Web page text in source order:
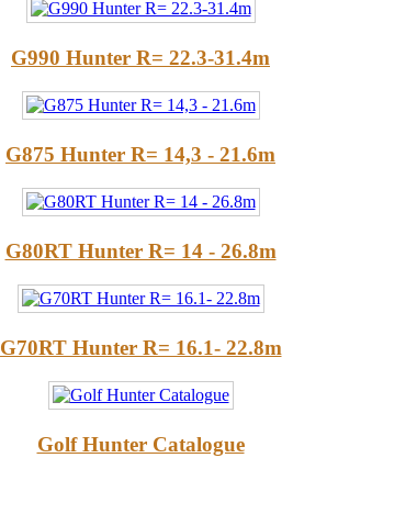
G990 Hunter R= 22.3-31.4m
G875 Hunter R= 14,3 - 21.6m
G80RT Hunter R= 14 - 26.8m
G70RT Hunter R= 16.1- 22.8m
Golf Hunter Catalogue